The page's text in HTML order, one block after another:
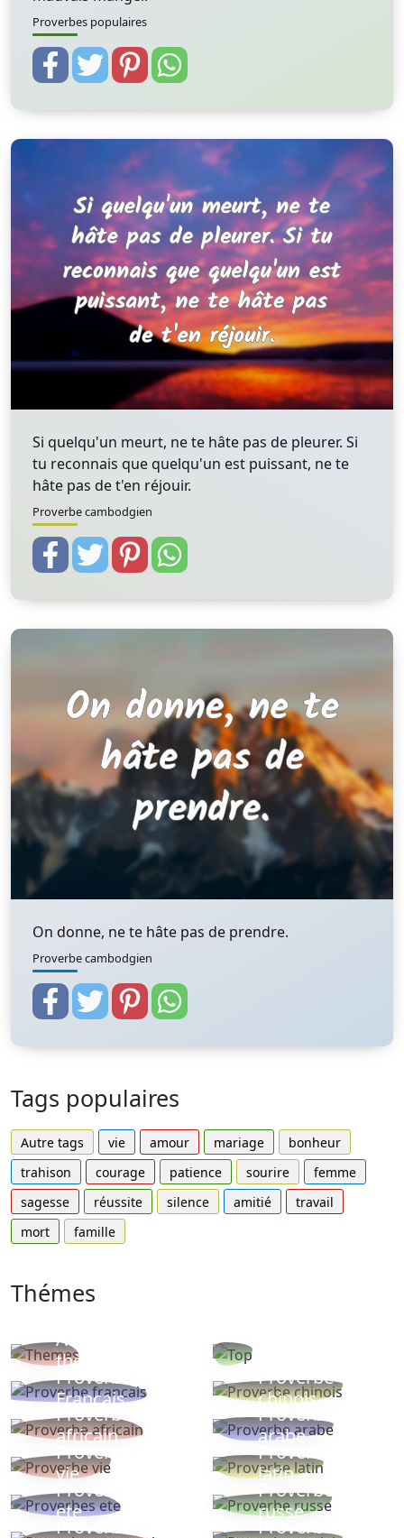
Proverbes populaires
Si quelqu'un meurt, ne te hâte pas de pleurer. Si
tu reconnais que quelqu'un est puissant, ne te
hâte pas de t'en réjouir.
Proverbe cambodgien
On donne, ne te hâte pas de prendre.
Proverbe cambodgien
Tags populaires
Autre tags vie amour mariage
bonheur
trahison
courage patience sourire
femme
sagesse
réussite silence amitié
travail
mort
famille
Thémes
Autres
thèmes
Proverbe
Français
Proverbe
chinois
Proverbe
africain
Proverbe
arabe
Proverbe
vie
Proverbe
latin
Proverbes
ete
Proverbe
russe
Proverbe
Proverbe